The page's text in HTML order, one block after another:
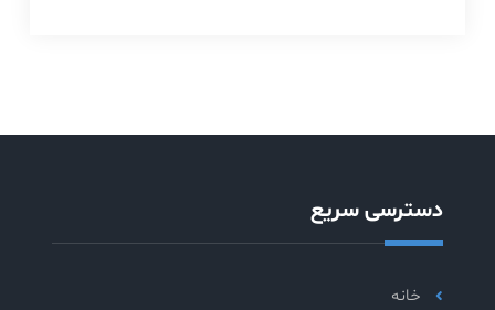
دسترسی سریع
خانه